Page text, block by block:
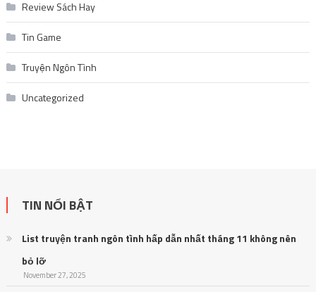
Review Sách Hay
Tin Game
Truyện Ngôn Tình
Uncategorized
TIN NỔI BẬT
List truyện tranh ngôn tình hấp dẫn nhất tháng 11 không nên
bỏ lỡ
November 27, 2025